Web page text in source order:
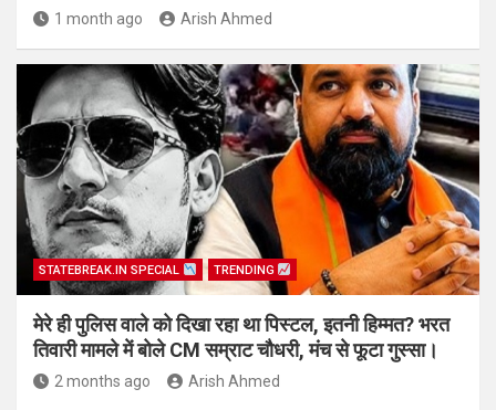
1 month ago Arish Ahmed
STATEBREAK.IN SPECIAL TRENDING
मेरे ही पुलिस वाले को दिखा रहा था पिस्टल, इतनी हिम्मत? भरत
तिवारी मामले में बोले CM सम्राट चौधरी, मंच से फूटा गुस्सा।
2 months ago Arish Ahmed